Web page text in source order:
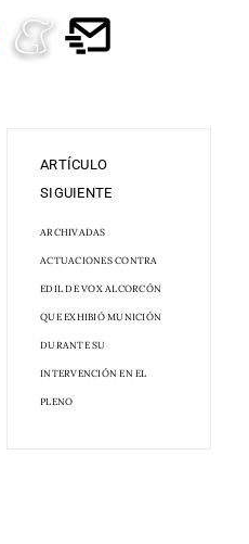
ARTÍCULO
SIGUIENTE
ARCHIVADAS
ACTUACIONES CONTRA
EDIL DE VOX ALCORCÓN
QUE EXHIBIÓ MUNICIÓN
DURANTE SU
INTERVENCIÓN EN EL
PLENO